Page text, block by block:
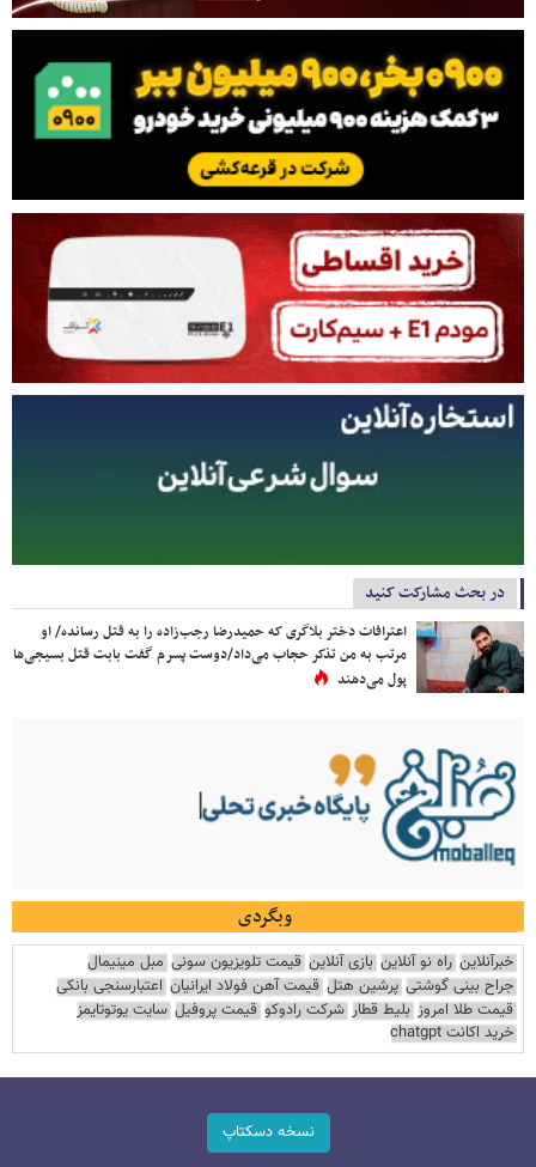
در بحث مشارکت کنید
اعترافات دختر بلاگری که حمیدرضا رجب‌زاده را به قتل رسانده/ او
مرتب به من تذکر حجاب می‌داد/دوست پسرم گفت بابت قتل بسیجی‌ها
پول می‌دهند
وبگردی
خبرآنلاین راه نو آنلاین بازی آنلاین قیمت تلویزیون سونی مبل مینیمال
جراح بینی گوشتی پرشین هتل قیمت آهن فولاد ایرانیان اعتبارسنجی بانکی
قیمت طلا امروز بلیط قطار شرکت رادوکو قیمت پروفیل سایت یوتوتایمز
خرید اکانت chatgpt
نسخه دسکتاپ